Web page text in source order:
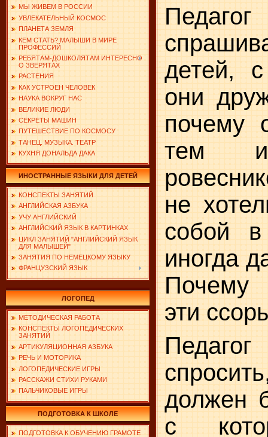
МЫ ЖИВЕМ В РОССИИ
УВЛЕКАТЕЛЬНЫЙ КОСМОС
ПЛАНЕТА ЗЕМЛЯ
КЕМ СТАТЬ? МАЛЫШИ В МИРЕ
ПРОФЕССИЙ
РЕБЯТАМ-ДОШКОЛЯТАМ ИНТЕРЕСНО
О ЗВЕРЯТАХ
РАСТЕНИЯ
КАК УСТРОЕН ЧЕЛОВЕК
НАУКА ВОКРУГ НАС
ВЕЛИКИЕ ЛЮДИ
СЕКРЕТЫ МАШИН
ПУТЕШЕСТВИЕ ПО КОСМОСУ
ТАНЕЦ. МУЗЫКА. ТЕАТР
КУХНЯ ДОНАЛЬДА ДАКА
ИНОСТРАННЫЕ ЯЗЫКИ ДЛЯ ДЕТЕЙ
КОНСПЕКТЫ ЗАНЯТИЙ
АНГЛИЙСКАЯ АЗБУКА
УЧУ АНГЛИЙСКИЙ
АНГЛИЙСКИЙ ЯЗЫК В КАРТИНКАХ
ЦИКЛ ЗАНЯТИЙ "АНГЛИЙСКИЙ ЯЗЫК
ДЛЯ МАЛЫШЕЙ"
ЗАНЯТИЯ ПО НЕМЕЦКОМУ ЯЗЫКУ
ФРАНЦУЗСКИЙ ЯЗЫК
ЛОГОПЕД
МЕТОДИЧЕСКАЯ РАБОТА
КОНСПЕКТЫ ЛОГОПЕДИЧЕСКИХ
ЗАНЯТИЙ
АРТИКУЛЯЦИОННАЯ АЗБУКА
РЕЧЬ И МОТОРИКА
ЛОГОПЕДИЧЕСКИЕ ИГРЫ
РАССКАЖИ СТИХИ РУКАМИ
ПАЛЬЧИКОВЫЕ ИГРЫ
ПОДГОТОВКА К ШКОЛЕ
ПОДГОТОВКА К ОБУЧЕНИЮ ГРАМОТЕ
Педагог
детей,
они
почему
тем
не
собой
иногда
Почему
эти
должен
с